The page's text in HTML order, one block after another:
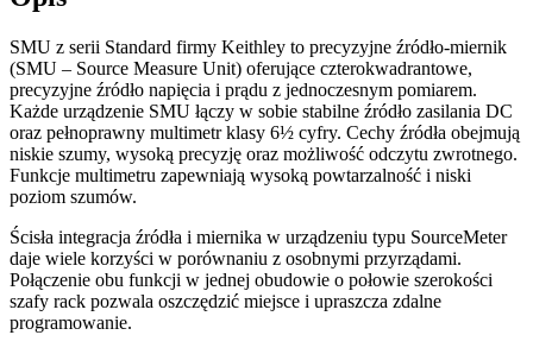
SMU z serii Standard firmy Keithley to precyzyjne źródło-miernik
(SMU – Source Measure Unit) oferujące czterokwadrantowe,
precyzyjne źródło napięcia i prądu z jednoczesnym pomiarem.
Każde urządzenie SMU łączy w sobie stabilne źródło zasilania DC
oraz pełnoprawny multimetr klasy 6½ cyfry. Cechy źródła obejmują
niskie szumy, wysoką precyzję oraz możliwość odczytu zwrotnego.
Funkcje multimetru zapewniają wysoką powtarzalność i niski
poziom szumów.
Ścisła integracja źródła i miernika w urządzeniu typu SourceMeter
daje wiele korzyści w porównaniu z osobnymi przyrządami.
Połączenie obu funkcji w jednej obudowie o połowie szerokości
szafy rack pozwala oszczędzić miejsce i upraszcza zdalne
programowanie.